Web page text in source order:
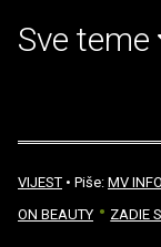
Sve teme
VIJEST • Piše: MV INFO
ON BEAUTY
ZADIE